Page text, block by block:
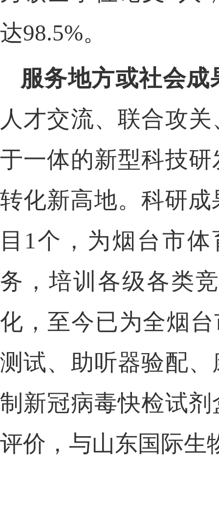
达98.5%。
服务地方或社会
人才交流、联合攻
于一体的新型科技
转化新高地。科研成
目1个，为烟台市体
务，培训各级各类
化，至今已为全烟
测试、助听器验配
制新冠病毒快检试
评价，与山东国际生